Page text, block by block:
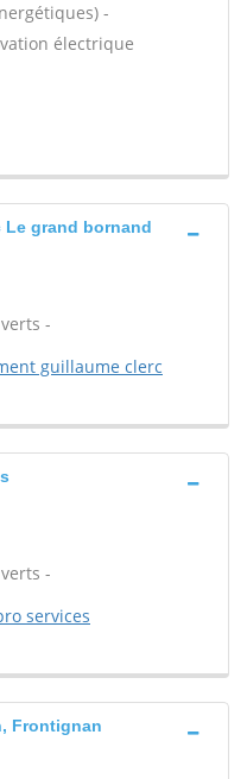
-
électrique
Le grand bornand
-
guillaume clerc
-
services
Frontignan